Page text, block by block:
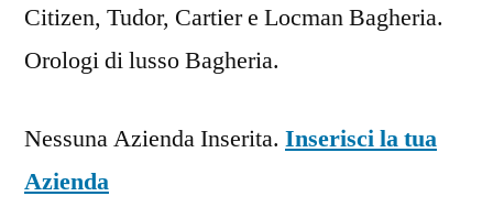
Citizen, Tudor, Cartier e Locman Bagheria.
Orologi di lusso Bagheria.
Nessuna Azienda Inserita. Inserisci la tua
Azienda